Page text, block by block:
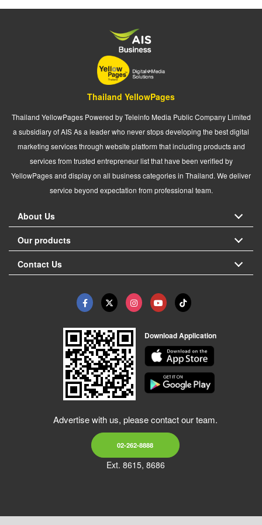
Thailand YellowPages
Thailand YellowPages Powered by Teleinfo Media Public Company Limited
a subsidiary of AIS As a leader who never stops developing the best digital
marketing services through website platform that including products and
services from trusted entrepreneur list that have been verified by
YellowPages and display on all business categories in Thailand. We deliver
service beyond expectation from professional team.
About Us
Our products
Contact Us
Download Application
Advertise with us, please contact our team.
02-262-8888
Ext. 8615, 8686